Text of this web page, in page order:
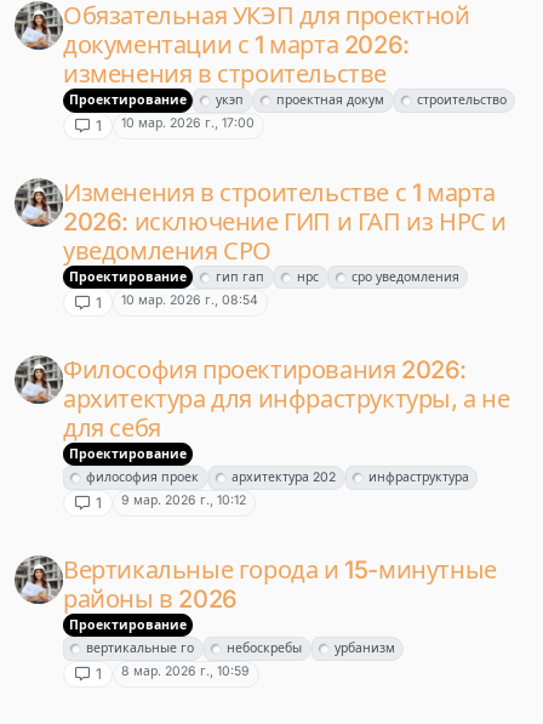
Обязательная УКЭП для проектной
документации с 1 марта 2026:
изменения в строительстве
Проектирование укэп проектная докум строительство
1 10 мар. 2026 г., 17:00
Изменения в строительстве с 1 марта
2026: исключение ГИП и ГАП из НРС и
уведомления СРО
Проектирование гип гап нрс сро уведомления
1 10 мар. 2026 г., 08:54
Философия проектирования 2026:
архитектура для инфраструктуры, а не
для себя
Проектирование
философия проек
архитектура 202 инфраструктура
1 9 мар. 2026 г., 10:12
Вертикальные города и 15-минутные
районы в 2026
Проектирование
вертикальные го
небоскребы урбанизм
1 8 мар. 2026 г., 10:59